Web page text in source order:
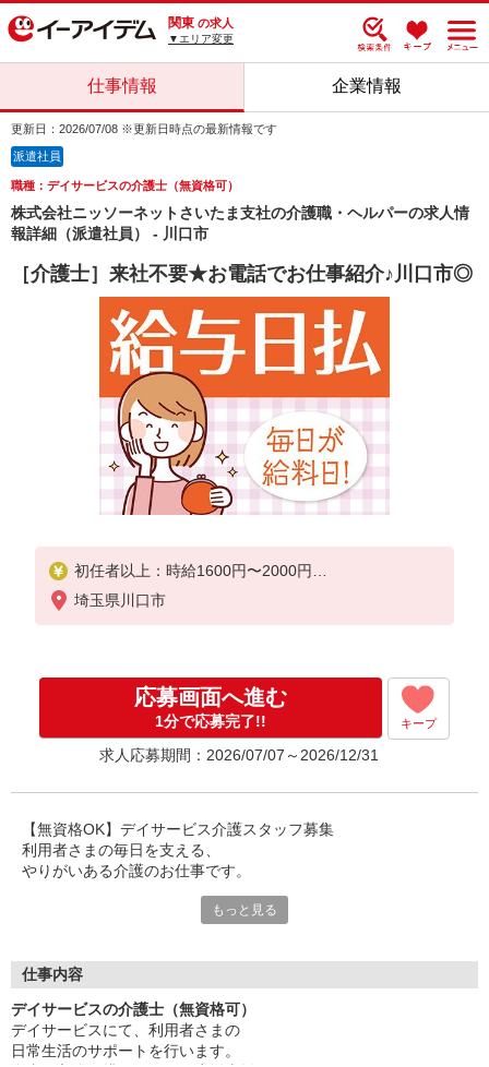
関東 の求人
▼エリア変更
仕事情報 企業情報
更新日：2026/07/08 ※更新日時点の最新情報です
派遣社員
職種：デイサービスの介護士（無資格可）
株式会社ニッソーネットさいたま支社の介護職・ヘルパーの求人情
報詳細（派遣社員） - 川口市
［介護士］来社不要★お電話でお仕事紹介♪川口市◎
初任者以上：時給1600円〜2000円
無資格の方：時給1500円〜1875円
埼玉県川口市
応募画面へ進む
1分で応募完了!! キープ
求人応募期間：2026/07/07～2026/12/31
【無資格OK】デイサービス介護スタッフ募集
利用者さまの毎日を支える、
やりがいある介護のお仕事です。
安心して過ごせる時間づくりをお手伝いします。
チームで連携しながら業務を進めるため、
周囲と協力しやすく、落ち着いた環境で働けるのも魅力◎
「人の役に立つ仕事がしたい」
もっと見る
仕事内容
デイサービスの介護士（無資格可）
デイサービスにて、利用者さまの
日常生活のサポートを行います。